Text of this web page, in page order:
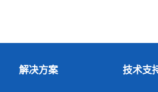
解决方案 技术支